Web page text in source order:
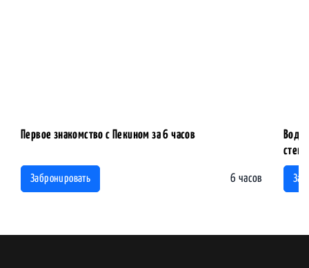
Первое знакомство с Пекином за 6 часов
Забронировать 6 часов